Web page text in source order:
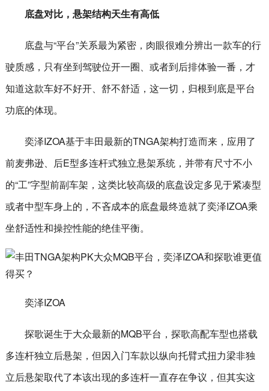
底盘对比，悬架结构天生有高低
底盘与“平台”关系最为紧密，肉眼很难分辨出一款车的行
驶质感，只有坐到驾驶位开一圈、或者到后排体验一番，才
知道这款车好不好开、舒不舒适，这一切，归根到底是平台
功底的体现。
奕泽IZOA基于丰田最新的TNGA架构打造而来，应用了
前麦弗逊、后E型多连杆式独立悬架系统，并带有尺寸不小
的“工”字型前副车架，这类比较高级的底盘设定多见于紧凑型
或者中型车身上的，不吝成本的底盘最终造就了奕泽IZOA乘
坐舒适性和操控性能的绝佳平衡。
奕泽IZOA
探歌诞生于大众最新的MQB平台，探歌高配车型也搭载
多连杆独立后悬架，但因入门车款以纵向托臂式扭力梁非独
立后悬架取代了本该出现的多连杆一直存在争议，但其实这